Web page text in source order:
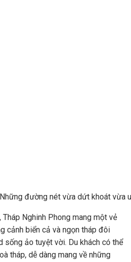
Những đường nét vừa dứt khoát vừa
Nghinh Phong mang một vẻ
cảnh biển cả và ngọn tháp đôi
sống ảo tuyệt vời. Du khách có thể
tháp, dễ dàng mang về những